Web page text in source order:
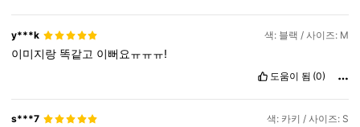
y***k 색: 블랙 / 사이즈: M
이미지랑 똑같고 이뻐요ㅠㅠㅠ!
도움이 됨 (0)
s***7 색: 카키 / 사이즈: S